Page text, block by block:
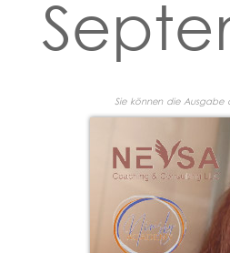
Sie können die Ausgabe